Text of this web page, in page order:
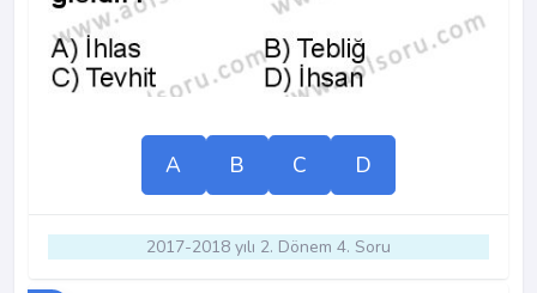
A B C D
2017-2018 yılı 2. Dönem 4. Soru